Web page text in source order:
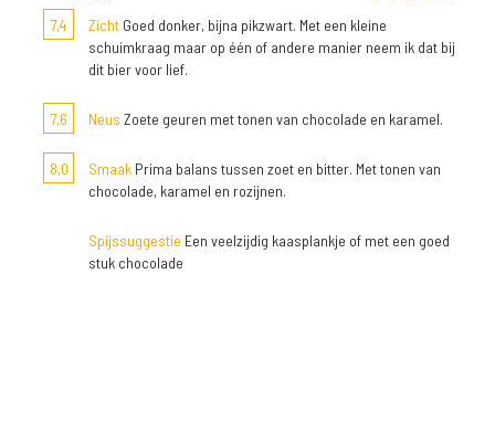
7,4
Zicht Goed donker, bijna pikzwart. Met een kleine
schuimkraag maar op één of andere manier neem ik dat bij
dit bier voor lief.
7,6 Neus Zoete geuren met tonen van chocolade en karamel.
8,0 Smaak Prima balans tussen zoet en bitter. Met tonen van
chocolade, karamel en rozijnen.
Spijssuggestie Een veelzijdig kaasplankje of met een goed
stuk chocolade